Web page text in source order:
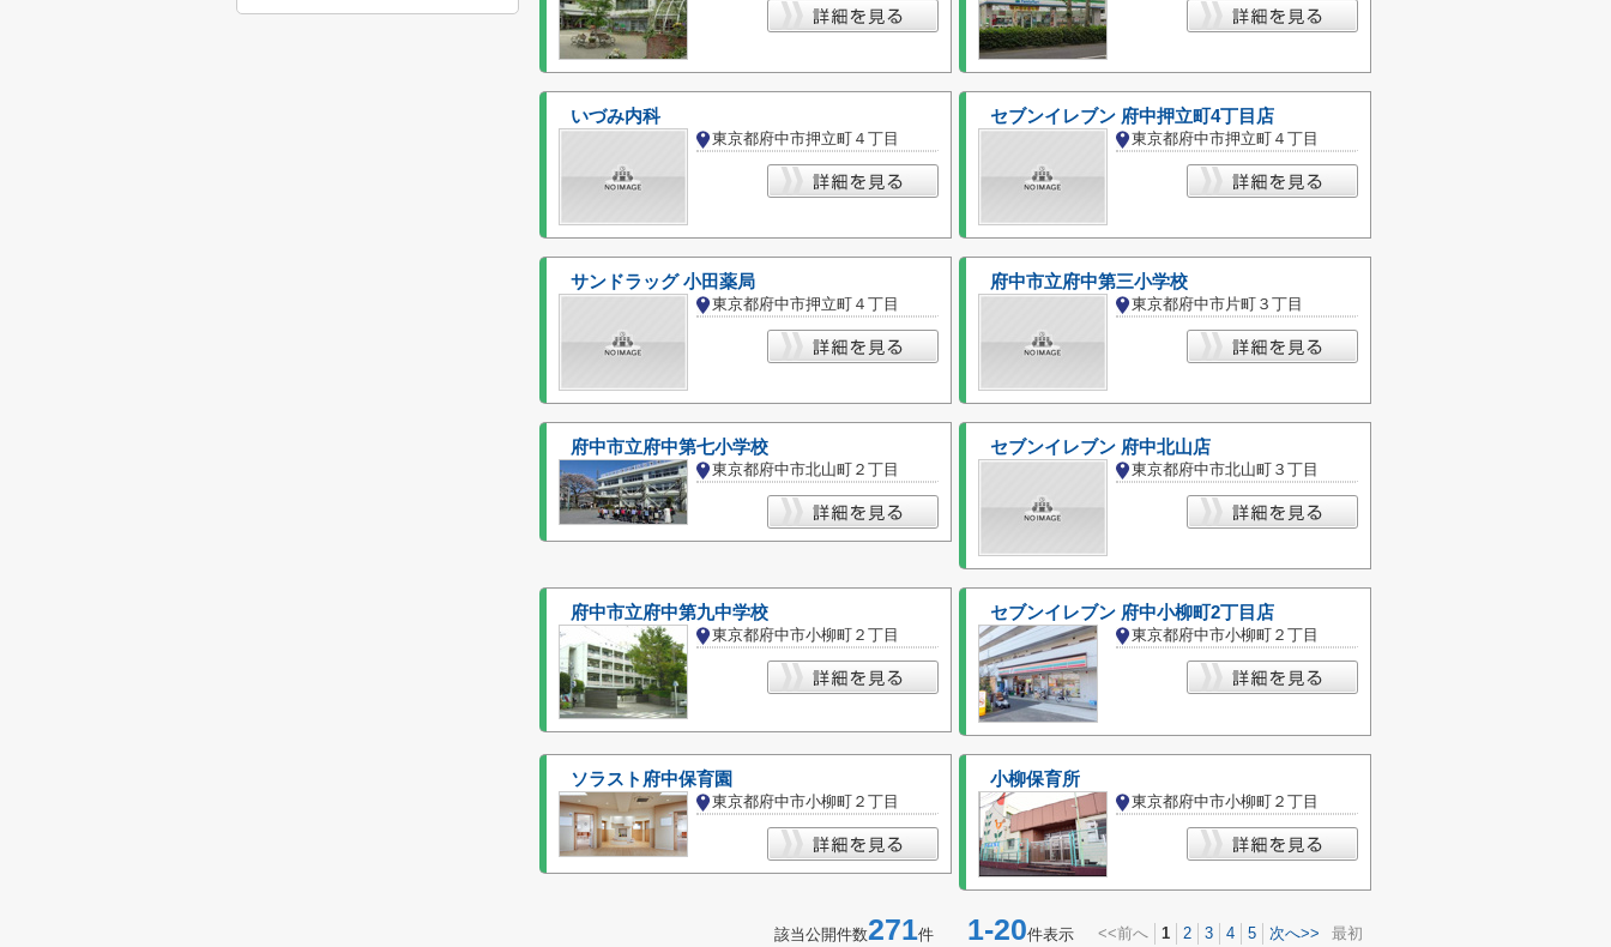
いづみ内科
東京都府中市押立町４丁目
セブンイレブン 府中押立町4丁目店
東京都府中市押立町４丁目
サンドラッグ 小田薬局
東京都府中市押立町４丁目
府中市立府中第三小学校
東京都府中市片町３丁目
府中市立府中第七小学校
東京都府中市北山町２丁目
セブンイレブン 府中北山店
東京都府中市北山町３丁目
府中市立府中第九中学校
東京都府中市小柳町２丁目
セブンイレブン 府中小柳町2丁目店
東京都府中市小柳町２丁目
ソラスト府中保育園
東京都府中市小柳町２丁目
小柳保育所
東京都府中市小柳町２丁目
該当公開件数271件 1-20件表示 <<前へ 1 2 3 4 5 次へ>> 最初